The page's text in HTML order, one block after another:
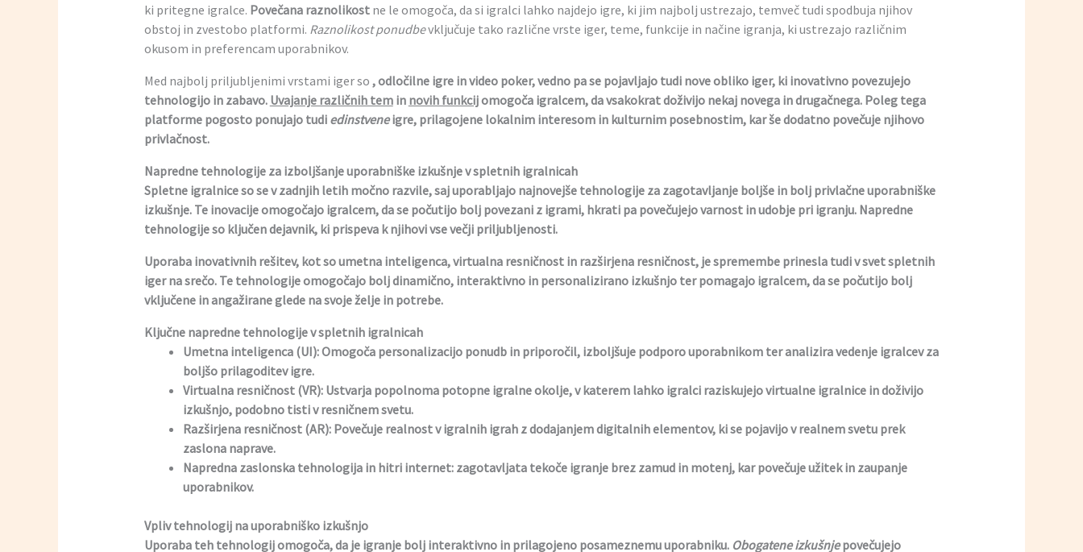
ki pritegne igralce. Povečana raznolikostne le omogoča, da si igralci lahko najdejo igre, ki jim najbolj ustrezajo, temveč tudi spodbuja njihov
obstoj in zvestobo platformi. Raznolikost ponudbevključuje tako različne vrste iger, teme, funkcije in načine igranja, ki ustrezajo različnim
okusom in preferencam uporabnikov.
Med najbolj priljubljenimi vrstami iger so ,odločilne igreinvideo poker, vedno pa se pojavljajo tudi nove obliko iger, ki inovativno povezujejo
tehnologijo in zabavo. Uvajanje različnih temin novih funkcijomogoča igralcem, da vsakokrat doživijo nekaj novega in drugačnega. Poleg tega
platforme pogosto ponujajo tudi edinstveneigre, prilagojene lokalnim interesom in kulturnim posebnostim, kar še dodatno povečuje njihovo
privlačnost.
Napredne tehnologije za izboljšanje uporabniške izkušnje v spletnih igralnicah
Spletne igralnice so se v zadnjih letih močno razvile, saj uporabljajo najnovejše tehnologije za zagotavljanje boljše in bolj privlačne uporabniške
izkušnje. Te inovacije omogočajo igralcem, da se počutijo bolj povezani z igrami, hkrati pa povečujejo varnost in udobje pri igranju. Napredne
tehnologije so ključen dejavnik, ki prispeva k njihovi vse večji priljubljenosti.
Uporaba inovativnih rešitev, kot so umetna inteligenca, virtualna resničnost in razširjena resničnost, je spremembe prinesla tudi v svet spletnih
iger na srečo. Te tehnologije omogočajo bolj dinamično, interaktivno in personalizirano izkušnjo ter pomagajo igralcem, da se počutijo bolj
vključene in angažirane glede na svoje želje in potrebe.
Ključne napredne tehnologije v spletnih igralnicah
Umetna inteligenca (UI):Omogoča personalizacijo ponudb in priporočil, izboljšuje podporo uporabnikom ter analizira vedenje igralcev za
boljšo prilagoditev igre.
Virtualna resničnost (VR):Ustvarja popolnoma potopne igralne okolje, v katerem lahko igralci raziskujejo virtualne igralnice in doživijo
izkušnjo, podobno tisti v resničnem svetu.
Razširjena resničnost (AR):Povečuje realnost v igralnih igrah z dodajanjem digitalnih elementov, ki se pojavijo v realnem svetu prek
zaslona naprave.
Napredna zaslonska tehnologija in hitri internet: zagotavljata tekoče igranje brez zamud in motenj, kar povečuje užitek in zaupanje
uporabnikov.
Vpliv tehnologij na uporabniško izkušnjo
Uporaba teh tehnologij omogoča, da je igranje bolj interaktivno in prilagojeno posameznemu uporabniku. Obogatene izkušnjepovečujejo